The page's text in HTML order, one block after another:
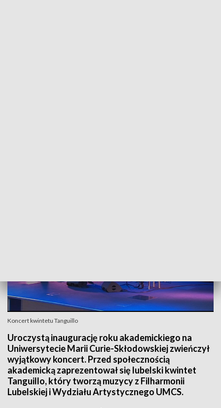
Koncert kwintetu Tanguillo
Uroczystą inaugurację roku akademickiego na
Uniwersytecie Marii Curie-Skłodowskiej zwieńczył
wyjątkowy koncert. Przed społecznością
akademicką zaprezentował się lubelski kwintet
Tanguillo, który tworzą muzycy z Filharmonii
Lubelskiej i Wydziału Artystycznego UMCS.